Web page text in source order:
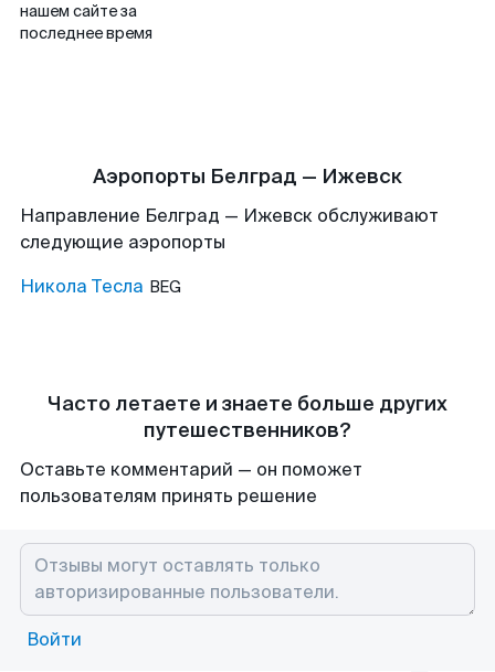
нашем сайте за
последнее время
Аэропорты Белград — Ижевск
Направление Белград — Ижевск обслуживают
следующие аэропорты
Никола Тесла BEG
Часто летаете и знаете больше других
путешественников?
Оставьте комментарий — он поможет
пользователям принять решение
Войти